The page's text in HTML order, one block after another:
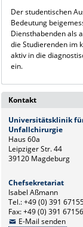
Der studentischen
Bedeutung
Diensthabenden als
die Studierenden im
aktiv in die
ein.
Kontakt
Universitätsklinik
Unfallchirurgie
Haus 60a
Leipziger Str. 44
39120 Magdeburg
Chefsekretariat
Isabel Aßmann
Tel.: +49 (0) 391
Fax: +49 (0) 391
E-Mail senden